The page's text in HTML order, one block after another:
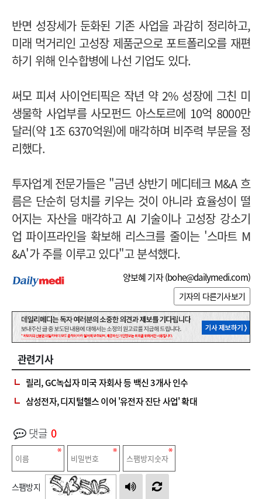
반면 성장세가 둔화된 기존 사업을 과감히 정리하고,
미래 먹거리인 고성장 제품군으로 포트폴리오를 재편
하기 위해 인수합병에 나선 기업도 있다.
써모 피셔 사이언티픽은 작년 약 2% 성장에 그친 미
생물학 사업부를 사모펀드 아스토르에 10억 8000만
달러(약 1조 6370억원)에 매각하며 비주력 부문을 정
리했다.
투자업계 전문가들은 "금년 상반기 메디테크 M&A 흐
름은 단순히 덩치를 키우는 것이 아니라 효율성이 떨
어지는 자산을 매각하고 AI 기술이나 고성장 강소기
업 파이프라인을 확보해 리스크를 줄이는 '스마트 M
&A'가 주를 이루고 있다"고 분석했다.
양보혜 기자 (bohe@dailymedi.com)
기자의 다른기사보기
관련기사
릴리, GC녹십자 미국 자회사 등 백신 3개사 인수
삼성전자, 디지털헬스 이어 '유전자 진단 사업' 확대
댓글 0
스팸방지